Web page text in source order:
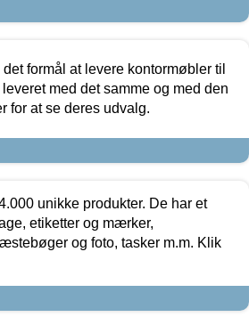
formål at levere kontormøbler til
med det samme og med den
for at se deres udvalg.
unikke produkter. De har et
etiketter og mærker,
og foto, tasker m.m. Klik